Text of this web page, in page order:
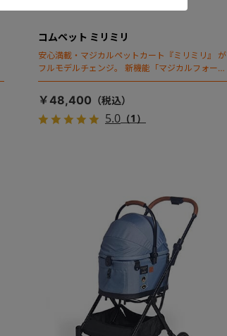
コムペット ミリミリ
安心満載・マジカルペットカート『ミリミリ』 が
フルモデルチェンジ。 新機能「マジカルフォール
ディング」搭載
￥48,400
5.0（1）